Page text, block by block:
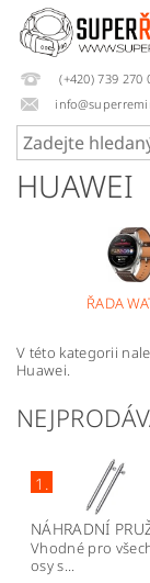
(+420) 739 270
HUAWEI
ŘADA
V této kategorii
Huawei.
1.
NÁHRADNÍ
Vhodné pro
osy s...